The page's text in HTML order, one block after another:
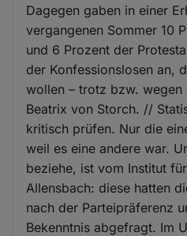
Dagegen gaben in einer
vergangenen Sommer 10
und 6 Prozent der
der Konfessionslosen an,
wollen – trotz bzw.
Beatrix von Storch. //
kritisch prüfen. Nur die
weil es eine andere war.
beziehe, ist vom Institut
Allensbach: diese hatten
nach der Parteipräferenz
Bekenntnis abgefragt. Im